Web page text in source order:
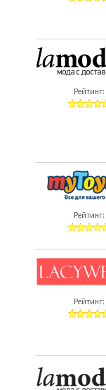
Рейтинг:
Рейтинг:
Рейтинг: